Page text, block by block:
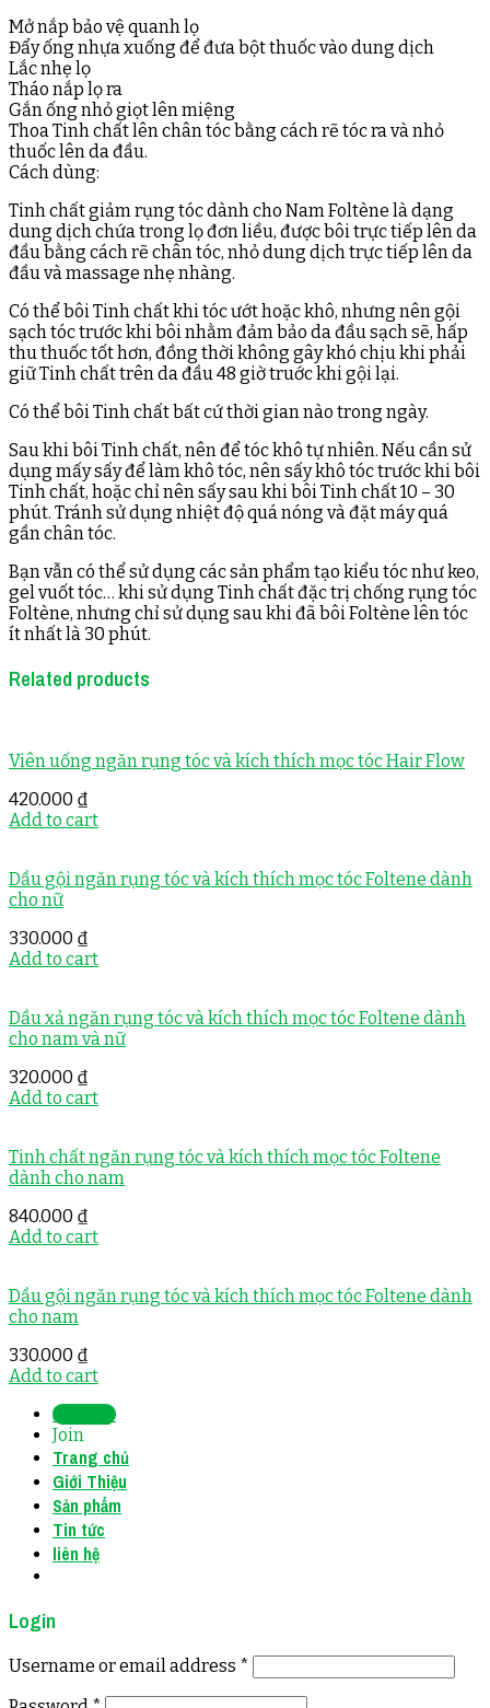
Mở nắp bảo vệ quanh lọ
Đẩy ống nhựa xuống để đưa bột thuốc vào dung dịch
Lắc nhẹ lọ
Tháo nắp lọ ra
Gắn ống nhỏ giọt lên miệng
Thoa Tinh chất lên chân tóc bằng cách rẽ tóc ra và nhỏ
thuốc lên da đầu.
Cách dùng:
Tinh chất giảm rụng tóc dành cho Nam Foltène là dạng
dung dịch chứa trong lọ đơn liều, được bôi trực tiếp lên da
đầu bằng cách rẽ chân tóc, nhỏ dung dịch trực tiếp lên da
đầu và massage nhẹ nhàng.
Có thể bôi Tinh chất khi tóc ướt hoặc khô, nhưng nên gội
sạch tóc trước khi bôi nhằm đảm bảo da đầu sạch sẽ, hấp
thu thuốc tốt hơn, đồng thời không gây khó chịu khi phải
giữ Tinh chất trên da đầu 48 giờ truớc khi gội lại.
Có thể bôi Tinh chất bất cứ thời gian nào trong ngày.
Sau khi bôi Tinh chất, nên để tóc khô tự nhiên. Nếu cần sử
dụng mấy sấy để làm khô tóc, nên sấy khô tóc trước khi bôi
Tinh chất, hoặc chỉ nên sấy sau khi bôi Tinh chất 10 – 30
phút. Tránh sử dụng nhiệt độ quá nóng và đặt máy quá
gần chân tóc.
Bạn vẫn có thể sử dụng các sản phẩm tạo kiểu tóc như keo,
gel vuốt tóc… khi sử dụng Tinh chất đặc trị chống rụng tóc
Foltène, nhưng chỉ sử dụng sau khi đã bôi Foltène lên tóc
ít nhất là 30 phút.
Related products
Viên uống ngăn rụng tóc và kích thích mọc tóc Hair Flow
420.000 ₫
Add to cart
Dầu gội ngăn rụng tóc và kích thích mọc tóc Foltene dành
cho nữ
330.000 ₫
Add to cart
Dầu xả ngăn rụng tóc và kích thích mọc tóc Foltene dành
cho nam và nữ
320.000 ₫
Add to cart
Tinh chất ngăn rụng tóc và kích thích mọc tóc Foltene
dành cho nam
840.000 ₫
Add to cart
Dầu gội ngăn rụng tóc và kích thích mọc tóc Foltene dành
cho nam
330.000 ₫
Add to cart
Sign Up
Join
Trang chủ
Giới Thiệu
Sản phẩm
Tin tức
liên hệ
Login
Username or email address *